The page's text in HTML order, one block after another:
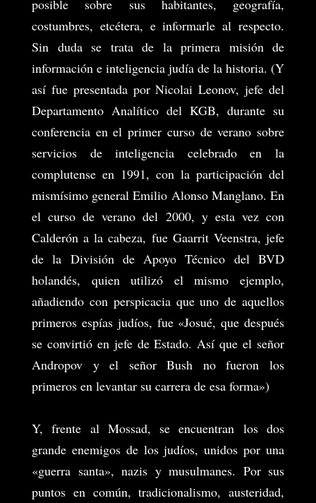
posible sobre sus habitantes, geografía,
costumbres, etcétera, e informarle al respecto.
Sin duda se trata de la primera misión de
información e inteligencia judía de la historia. (Y
así fue presentada por Nicolai Leonov, jefe del
Departamento Analítico del KGB, durante su
conferencia en el primer curso de verano sobre
servicios de inteligencia celebrado en la
complutense en 1991, con la participación del
mismísimo general Emilio Alonso Manglano. En
el curso de verano del 2000, y esta vez con
Calderón a la cabeza, fue Gaarrit Veenstra, jefe
de la División de Apoyo Técnico del BVD
holandés, quien utilizó el mismo ejemplo,
añadiendo con perspicacia que uno de aquellos
primeros espías judíos, fue «Josué, que después
se convirtió en jefe de Estado. Así que el señor
Andropov y el señor Bush no fueron los
primeros en levantar su carrera de esa forma»)
Y, frente al Mossad, se encuentran los dos
grande enemigos de los judíos, unidos por una
«guerra santa», nazis y musulmanes. Por sus
puntos en común, tradicionalismo, austeridad,